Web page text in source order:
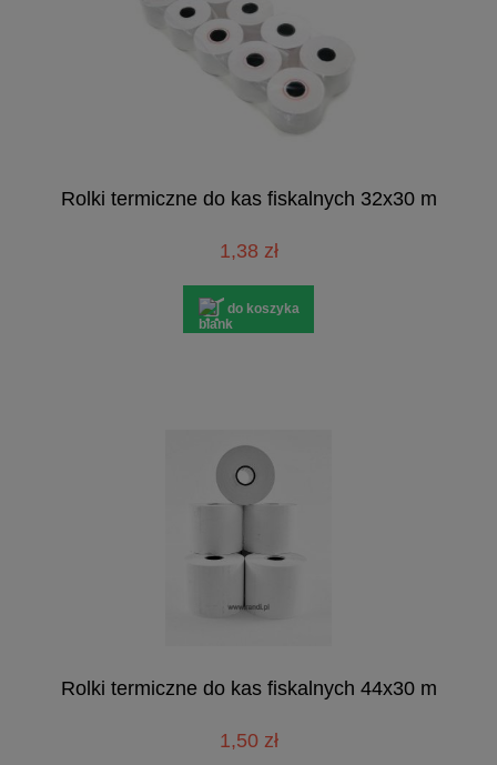
Rolki termiczne do kas fiskalnych 32x30 m
1,38 zł
do koszyka
Rolki termiczne do kas fiskalnych 44x30 m
1,50 zł